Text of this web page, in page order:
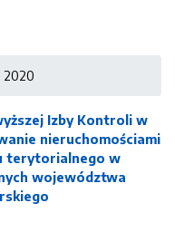
2020
Izby Kontroli w
nieruchomościami
terytorialnego w
województwa